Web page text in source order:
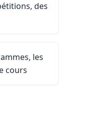
des
les
cours